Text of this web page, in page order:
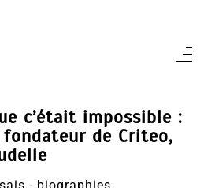
c’était impossible :
de Criteo,